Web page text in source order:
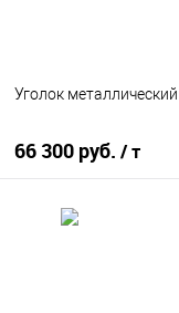
Уголок
66 300 руб. / т